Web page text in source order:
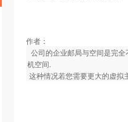
作者：
公司的企业邮局与空间是完
机空间.
这种情况若您需要更大的虚拟